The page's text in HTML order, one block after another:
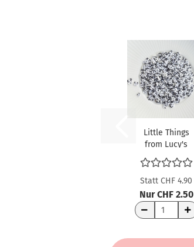
Little Things
from Lucy's
Cards
Paillettenmix...
Statt CHF 4.90
Nur CHF 2.50